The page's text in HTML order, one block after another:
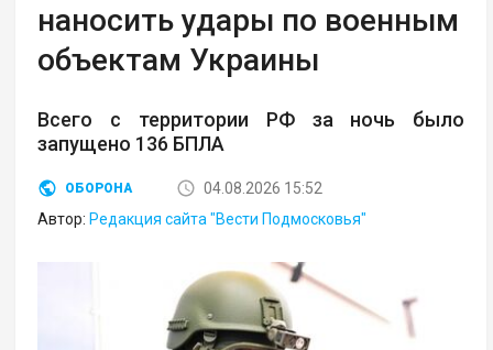
наносить удары по военным
объектам Украины
Всего с территории РФ за ночь было
запущено 136 БПЛА
ОБОРОНА
04.08.2026 15:52
Автор: Редакция сайта "Вести Подмосковья"